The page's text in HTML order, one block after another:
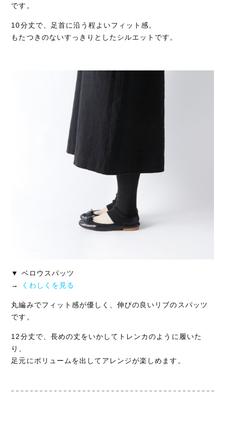
です。
10分丈で、足首に沿う程よいフィット感。
もたつきのないすっきりとしたシルエットです。
▼ ベロウスパッツ
→
くわしくを見る
丸編みでフィット感が優しく、伸びの良いリブのスパッツ
です。
12分丈で、長めの丈をいかしてトレンカのように履いた
り、
足元にボリュームを出してアレンジが楽しめます。